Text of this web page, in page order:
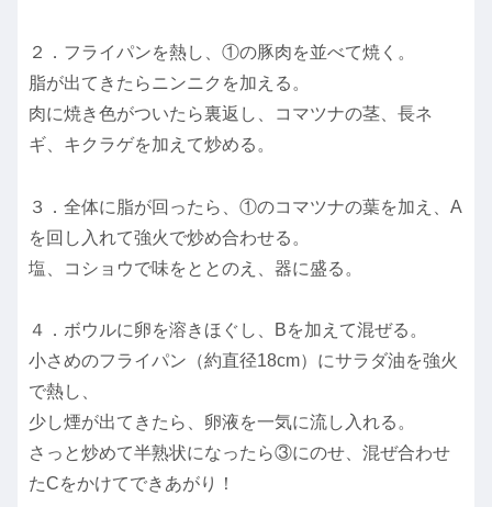
２．フライパンを熱し、①の豚肉を並べて焼く。
脂が出てきたらニンニクを加える。
肉に焼き色がついたら裏返し、コマツナの茎、長ネ
ギ、キクラゲを加えて炒める。
３．全体に脂が回ったら、①のコマツナの葉を加え、A
を回し入れて強火で炒め合わせる。
塩、コショウで味をととのえ、器に盛る。
４．ボウルに卵を溶きほぐし、Bを加えて混ぜる。
小さめのフライパン（約直径18cm）にサラダ油を強火
で熱し、
少し煙が出てきたら、卵液を一気に流し入れる。
さっと炒めて半熟状になったら③にのせ、混ぜ合わせ
たCをかけてできあがり！